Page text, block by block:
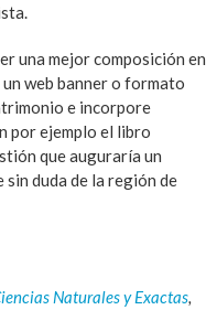
una mejor composición en
web banner o formato
e incorpore
por ejemplo el libro
que auguraría un
duda de la región de
Naturales y Exactas,